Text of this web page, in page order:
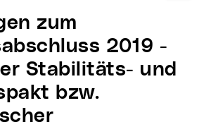
2019 -
Stabilitäts- und
bzw.